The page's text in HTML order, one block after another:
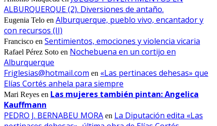
ALBURQUERQUE (2). Diversiones de antaño.
Eugenia Telo en Alburquerque, pueblo vivo, encantador y
con recursos (II)
Francisco en Sentimientos, emociones y violencia vicaria
Rafael Pérez Soto en Nochebuena en un cortijo en
Alburquerque
Friglesias@hotmail.com en «Las pertinaces dehesas» que
Elías Cortés anhela para siempre
Mari Reyes en Las mujeres también pintan: Angelica
Kauffmann
PEDRO J. BERNABEU MORA en La Diputación edita «Las